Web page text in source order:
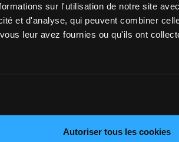
sur l'utilisation de notre site
et d'analyse, qui peuvent combiner
leur avez fournies ou qu'ils ont
Autoriser tous les cookies
5,50 € 2,20 €
3,90 €